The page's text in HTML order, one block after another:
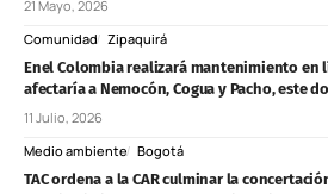
21 Mayo, 2026
Comunidad Zipaquirá
Enel Colombia realizará mantenimiento en
afectaría a Nemocón, Cogua y Pacho, este
11 Julio, 2026
Medio ambiente Bogotá
TAC ordena a la CAR culminar la